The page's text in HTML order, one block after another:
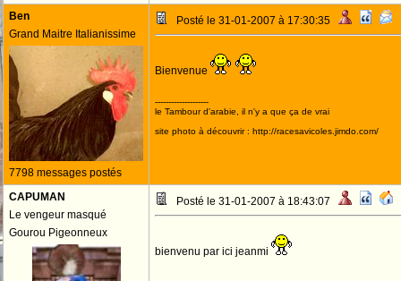
Ben
Grand Maitre Italianissime
7798 messages postés
Posté le 31-01-2007 à 17:30:35
Bienvenue
--------------------
le Tambour d'arabie, il n'y a que ça de vrai
site photo à découvrir : http://racesavicoles.jimdo.com/
CAPUMAN
Le vengeur masqué
Gourou Pigeonneux
Posté le 31-01-2007 à 18:43:07
bienvenu par ici jeanmi